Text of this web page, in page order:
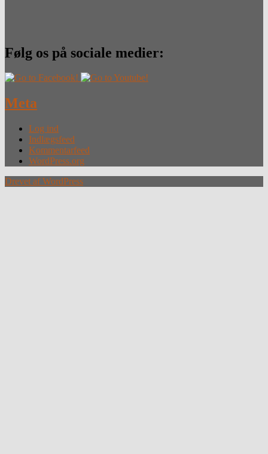
Følg os på sociale medier:
Meta
Log ind
Indlægsfeed
Kommentarfeed
WordPress.org
Drevet af WordPress